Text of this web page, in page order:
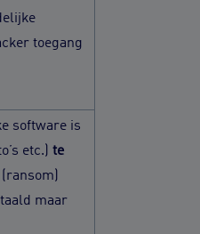
toegang
software is
etc.) te
(ransom)
maar